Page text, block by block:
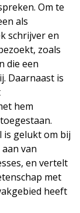
Om te
als
schrijver en
zoals
die een
Daarnaast is
hem
is gelukt om bij
van
en vertelt
met
heeft